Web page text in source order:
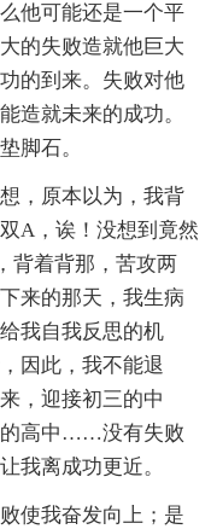
他可能还是一个平
的失败造就他巨大
的到来。失败对他
造就未来的成功。
脚石。
，原本以为，我背
A，诶！没想到竟然
背着背那，苦攻两
来的那天，我生病
我自我反思的机
因此，我不能退
，迎接初三的中
的高中……没有失败
我离成功更近。
使我奋发向上；是